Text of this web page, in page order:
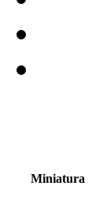
Miniatura